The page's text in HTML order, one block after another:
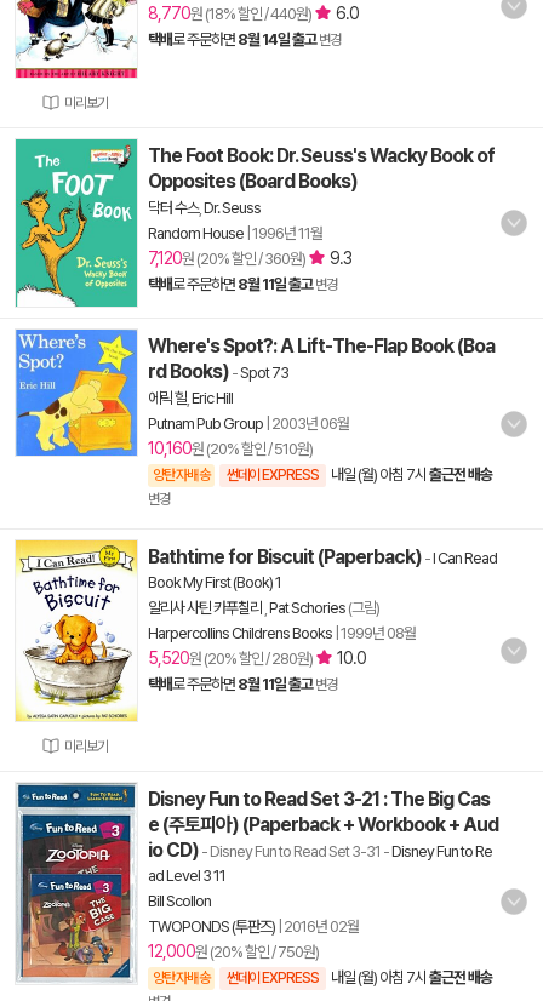
미리보기
8,770원 (18% 할인 / 440원) 6.0
택배로 주문하면 8월 14일 출고 변경
The Foot Book: Dr. Seuss's Wacky Book of
Opposites (Board Books)
닥터 수스, Dr. Seuss
Random House 1996년 11월
7,120원 (20% 할인 / 360원) 9.3
택배로 주문하면 8월 11일 출고 변경
Where's Spot?: A Lift-The-Flap Book (Boa
rd Books) -Spot 73
에릭 힐 Eric Hill
Putnam Pub Group 2003년 06월
10,160원 (20% 할인 / 510원)
양탄자배송 썬데이 EXPRESS 내일 (월) 아침 7시 출근전 배송
변경
미리보기
Bathtime for Biscuit (Paperback) -I Can Read
Book My First (Book) 1
알리사 사틴 카푸칠리 Pat Schories (그림)
Harpercollins Childrens Books 1999년 08월
5,520원 (20% 할인 / 280원) 10.0
택배로 주문하면 8월 11일 출고 변경
Disney Fun to Read Set 3-21 : The Big Cas
e (주토피아) (Paperback + Workbook + Aud
io CD) - Disney Fun to Read Set 3-31 -Disney Fun to Re
ad Level 3 11
Bill Scollon
TWOPONDS (투판즈) 2016년 02월
12,000원 (20% 할인 / 750원)
양탄자배송 썬데이 EXPRESS 내일 (월) 아침 7시 출근전 배송